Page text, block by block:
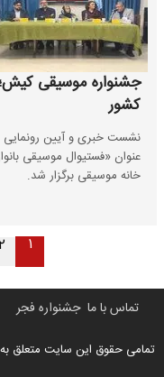
جشنواره موسیقی
کشور
نشست خبری و آیین رونمایی
خانه موسیقی برگزار شد.
۱
تماس با ما جشنواره فجر
تمامی حقوق این سایت متعلق به